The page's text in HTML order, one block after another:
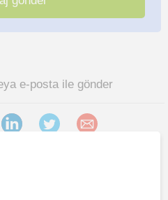
e-posta ile gönder